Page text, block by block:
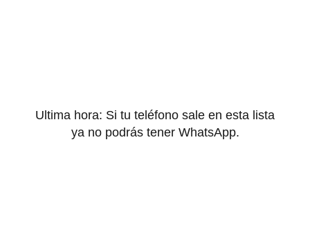
Ultima hora: Si tu teléfono sale en esta lista
ya no podrás tener WhatsApp.